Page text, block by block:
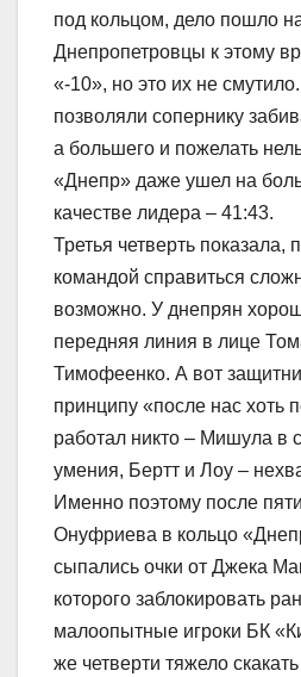
под кольцом, дело пошло
Днепропетровцы к этому
«-10», но это их не
позволяли сопернику
а большего и пожелать
«Днепр» даже ушел на
качестве лидера – 41:43.
Третья четверть показала,
командой справиться
возможно. У днепрян
передняя линия в лице
Тимофеенко. А вот
принципу «после нас хоть
работал никто – Мишула в
умения, Бертт и Лоу –
Именно поэтому после
Онуфриева в кольцо
сыпались очки от Джека
которого заблокировать
малоопытные игроки БК
же четверти тяжело